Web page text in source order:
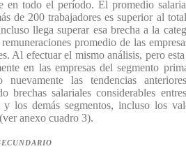
en todo el período. El promedio
de 200 trabajadores es superior al
llega superar esa brecha a la
promedio de las
Al efectuar el mismo análisis, pero
en las empresas del segmento
nuevamente las tendencias
brechas salariales considerables
y los demás segmentos, incluso los
anexo cuadro 3).